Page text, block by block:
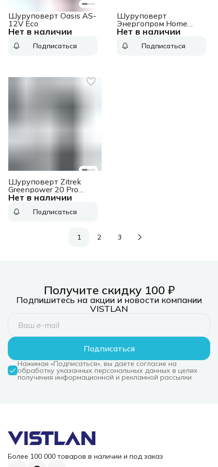
Нет в наличии
Шуруповерт Oasis AS-
12V Eco
Подписаться
Нет в наличии
Шуруповерт
Энергопром Home
Master ДАУ-13/21BL-
00023513Подписаться
Нет в наличии
Шуруповерт Zitrek
Greenpower 20 Pro
аккум.
(кейс в комплекте)
Подписаться
1 2 3
Получите скидку 100 ₽
Подпишитесь на акции и новости компании
VISTLAN
Подписаться
Нажимая «Подписаться», вы даете согласие на
обработку указанных персональных данных в целях
получения информационной и рекламной рассылки
Более 100 000 товаров в наличии и под заказ